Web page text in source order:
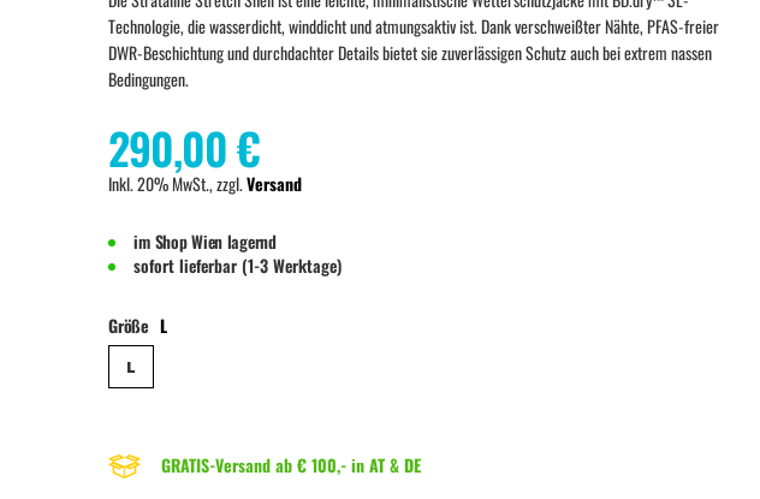
Technologie, die wasserdicht, winddicht und atmungsaktiv ist. Dank verschweißter Nähte, PFAS-freier
DWR-Beschichtung und durchdachter Details bietet sie zuverlässigen Schutz auch bei extrem nassen
Bedingungen.
290,00 €
Inkl. 20% MwSt., zzgl.Versand
im Shop Wien lagernd
sofort lieferbar (1-3 Werktage)
Größe L
L
GRATIS-Versand ab € 100,- in AT & DE